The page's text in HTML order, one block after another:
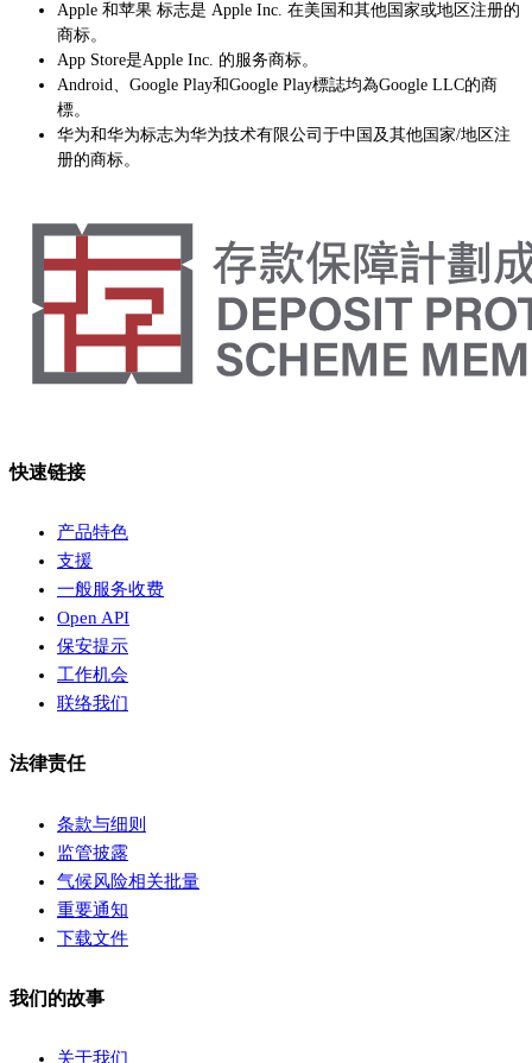
Apple 和苹果 标志是 Apple Inc. 在美国和其他国家或地区注册的
商标。
App Store是Apple Inc. 的服务商标。
Android、Google Play和Google Play標誌均為Google LLC的商
標。
华为和华为标志为华为技术有限公司于中国及其他国家/地区注
册的商标。
快速链接
产品特色
支援
一般服务收费
Open API
保安提示
工作机会
联络我们
法律责任
条款与细则
监管披露
气候风险相关批量
重要通知
下载文件
我们的故事
关于我们